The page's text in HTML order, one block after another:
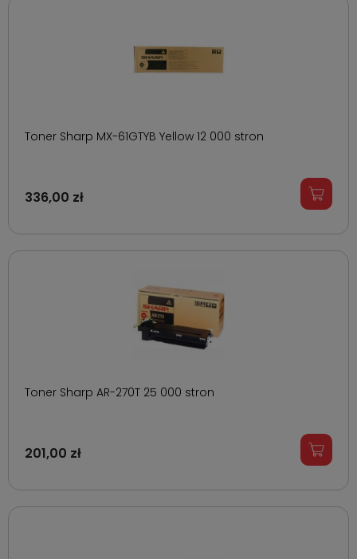
Toner Sharp MX-61GTYB Yellow 12 000 stron
336,00 zł
Toner Sharp AR-270T 25 000 stron
201,00 zł